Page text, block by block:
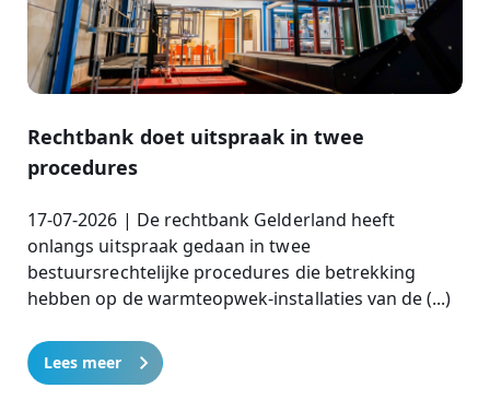
Rechtbank doet uitspraak in twee
procedures
17-07-2026 | De rechtbank Gelderland heeft
onlangs uitspraak gedaan in twee
bestuursrechtelijke procedures die betrekking
hebben op de warmteopwek-installaties van de (...)
Lees meer